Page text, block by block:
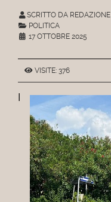
SCRITTO DA REDAZIONE
POLITICA
17 OTTOBRE 2025
VISITE: 376
I